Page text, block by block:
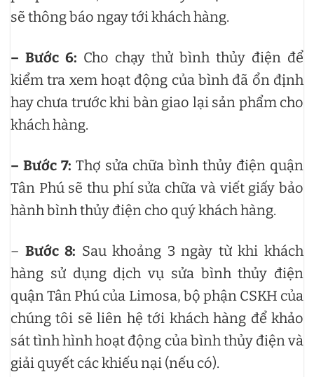
sẽ thông báo ngay tới khách hàng.
– Bước 6: Cho chạy thử bình thủy điện để
kiểm tra xem hoạt động của bình đã ổn định
hay chưa trước khi bàn giao lại sản phẩm cho
khách hàng.
– Bước 7: Thợ sửa chữa bình thủy điện quận
Tân Phú sẽ thu phí sửa chữa và viết giấy bảo
hành bình thủy điện cho quý khách hàng.
– Bước 8: Sau khoảng 3 ngày từ khi khách
hàng sử dụng dịch vụ sửa bình thủy điện
quận Tân Phú của Limosa, bộ phận CSKH của
chúng tôi sẽ liên hệ tới khách hàng để khảo
sát tình hình hoạt động của bình thủy điện và
giải quyết các khiếu nại (nếu có).